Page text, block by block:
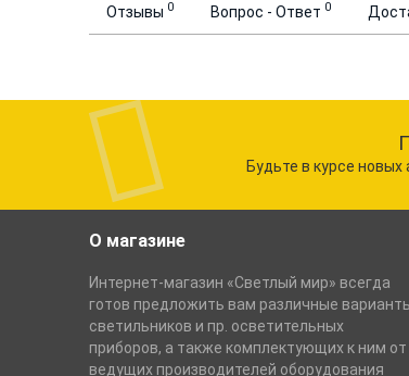
Отзывы 0 Вопрос - Ответ 0
Будьте в курсе
О магазине
Интернет-магазин «Светлый мир» всегда
готов предложить вам различные
светильников и пр. осветительных
приборов, а также комплектующих к ним от
ведущих производителей оборудования